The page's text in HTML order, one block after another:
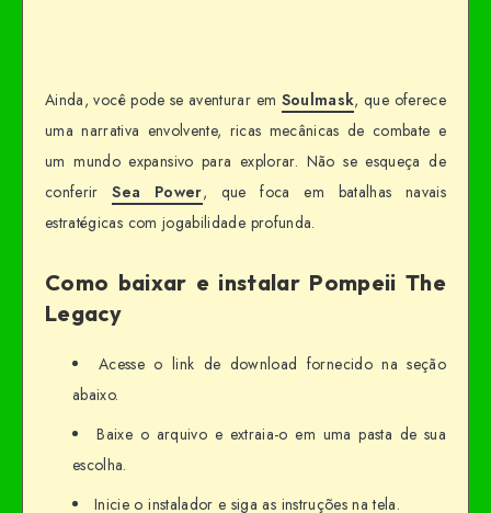
Ainda, você pode se aventurar em Soulmask, que oferece
uma narrativa envolvente, ricas mecânicas de combate e
um mundo expansivo para explorar. Não se esqueça de
conferirSea Power, que foca em batalhas navais
estratégicas com jogabilidade profunda.
Como baixar e instalar Pompeii The
Legacy
Acesse o link de download fornecido na seção
abaixo.
Baixe o arquivo e extraia-o em uma pasta de sua
escolha.
Inicie o instalador e siga as instruções na tela.